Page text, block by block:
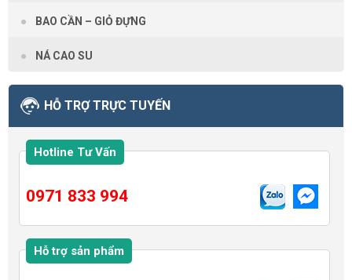
BAO CẦN – GIỎ ĐỰNG
NÁ CAO SU
HỖ TRỢ TRỰC TUYẾN
Hotline Tư Vấn
0971 833 994
Hỗ trợ sản phẩm